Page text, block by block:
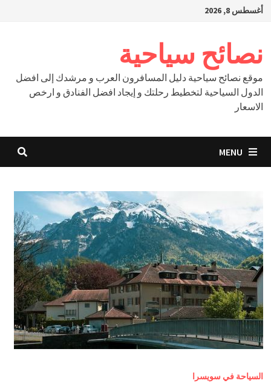
Skipأغسطس 8, 2026
نصائح سياحية
موقع نصائح سياحية دليل المسافرون العرب و مرشدك إلى افضل
الدول السياحية لتخطيط رحلتك و إيجاد افضل الفنادق و ارخص
الاسعار
MENU
السياحة في سويسرا